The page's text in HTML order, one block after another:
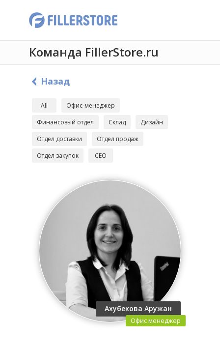
Команда FillerStore.ru
Назад
All
Офис-менеджер
Финансовый отдел
Склад
Дизайн
Отдел доставки
Отдел продаж
Отдел закупок
CEO
Ахубекова Аружан
Офис менеджер